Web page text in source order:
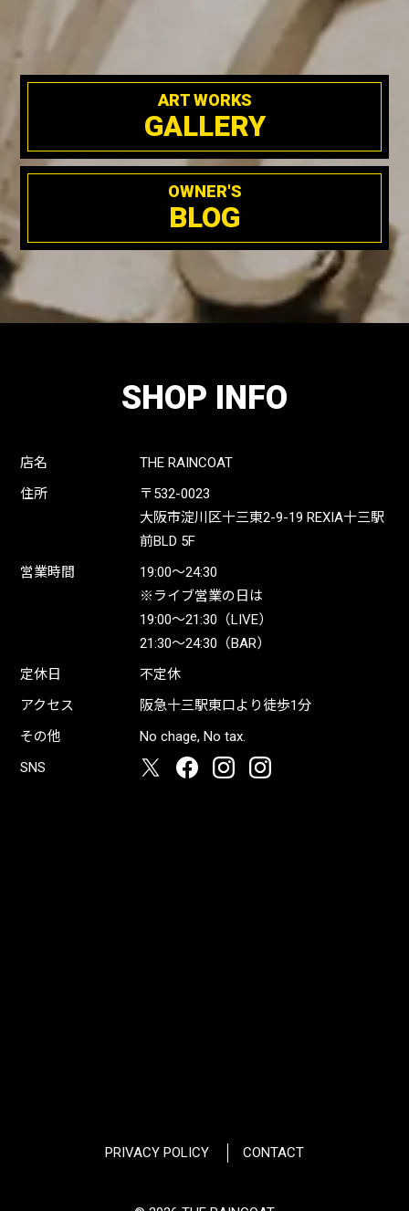
ART WORKS
GALLERY
OWNER'S
BLOG
SHOP INFO
店名
THE RAINCOAT
住所
〒532-0023
大阪市淀川区十三東2-9-19 REXIA十三駅
前BLD 5F
営業時間
19:00〜24:30
※ライブ営業の日は
19:00〜21:30（LIVE）
21:30〜24:30（BAR）
定休日
不定休
アクセス
阪急十三駅東口より徒歩1分
その他
No chage, No tax.
SNS
PRIVACY POLICY CONTACT